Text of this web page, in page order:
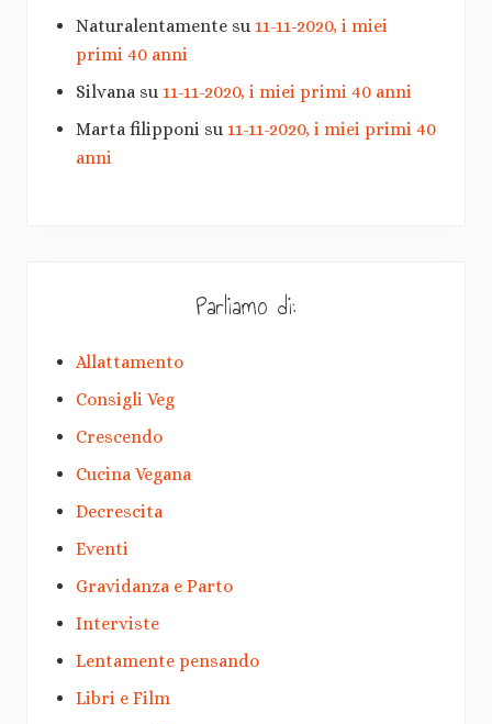
Naturalentamente su 11-11-2020, i miei
primi 40 anni
Silvana su 11-11-2020, i miei primi 40 anni
Marta filipponi su 11-11-2020, i miei primi 40
anni
Parliamo di:
Allattamento
Consigli Veg
Crescendo
Cucina Vegana
Decrescita
Eventi
Gravidanza e Parto
Interviste
Lentamente pensando
Libri e Film